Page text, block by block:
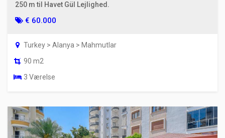
250 m til Havet Gül Lejlighed.
€ 60.000
Turkey > Alanya > Mahmutlar
90 m2
3 Værelse